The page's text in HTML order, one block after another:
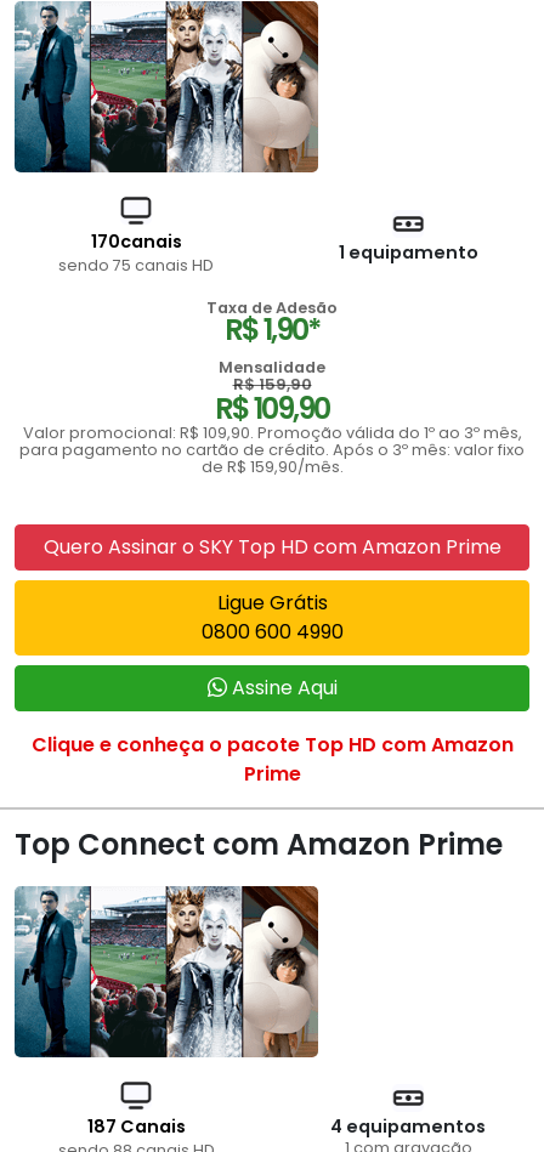
170canais
sendo 75 canais HD
1 equipamento
Taxa de Adesão
R$ 1,90*
Mensalidade
R$ 159,90
R$ 109,90
Valor promocional: R$ 109,90. Promoção válida do 1º ao 3º mês,
para pagamento no cartão de crédito. Após o 3º mês: valor fixo
de R$ 159,90/mês.
Quero Assinar o SKY Top HD com Amazon Prime
Ligue Grátis
0800 600 4990
Assine Aqui
Clique e conheça o pacote Top HD com Amazon
Prime
Top Connect com Amazon Prime
187 Canais 4 equipamentos
1 com gravação